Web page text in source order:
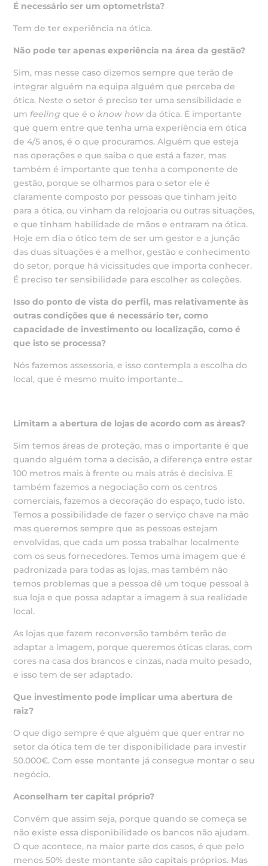
É necessário ser um optometrista?
Tem de ter experiência na ótica.
Não pode ter apenas experiência na área da gestão?
Sim, mas nesse caso dizemos sempre que terão de
integrar alguém na equipa alguém que perceba de
ótica. Neste o setor é preciso ter uma sensibilidade e
um feeling que é oknow how da ótica. É importante
que quem entre que tenha uma experiência em ótica
de 4/5 anos, é o que procuramos. Alguém que esteja
nas operações e que saiba o que está a fazer, mas
também é importante que tenha a componente de
gestão, porque se olharmos para o setor ele é
claramente composto por pessoas que tinham jeito
para a ótica, ou vinham da relojoaria ou outras situações,
e que tinham habilidade de mãos e entraram na ótica.
Hoje em dia o ótico tem de ser um gestor e a junção
das duas situações é a melhor, gestão e conhecimento
do setor, porque há vicissitudes que importa conhecer.
É preciso ter sensibilidade para escolher as coleções.
Isso do ponto de vista do perfil, mas relativamente às
outras condições que é necessário ter, como
capacidade de investimento ou localização, como é
que isto se processa?
Nós fazemos assessoria, e isso contempla a escolha do
local, que é mesmo muito importante…
Limitam a abertura de lojas de acordo com as áreas?
Sim temos áreas de proteção, mas o importante é que
quando alguém toma a decisão, a diferença entre estar
100 metros mais à frente ou mais atrás é decisiva. E
também fazemos a negociação com os centros
comerciais, fazemos a decoração do espaço, tudo isto.
Temos a possibilidade de fazer o serviço chave na mão
mas queremos sempre que as pessoas estejam
envolvidas, que cada um possa trabalhar localmente
com os seus fornecedores. Temos uma imagem que é
padronizada para todas as lojas, mas também não
temos problemas que a pessoa dê um toque pessoal à
sua loja e que possa adaptar a imagem à sua realidade
local.
As lojas que fazem reconversão também terão de
adaptar a imagem, porque queremos óticas claras, com
cores na casa dos brancos e cinzas, nada muito pesado,
e isso tem de ser adaptado.
Que investimento pode implicar uma abertura de
raiz?
O que digo sempre é que alguém que quer entrar no
setor da ótica tem de ter disponibilidade para investir
50.000€. Com esse montante já consegue montar o seu
negócio.
Aconselham ter capital próprio?
Convém que assim seja, porque quando se começa se
não existe essa disponibilidade os bancos não ajudam.
O que acontece, na maior parte dos casos, é que pelo
menos 50% deste montante são capitais próprios. Mas